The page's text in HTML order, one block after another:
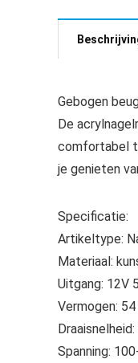
Gebogen
De
comfortabel
je genieten
Specificatie:
Artikeltype:
Materiaal:
Uitgang: 12V
Vermogen: 54
Spanning: